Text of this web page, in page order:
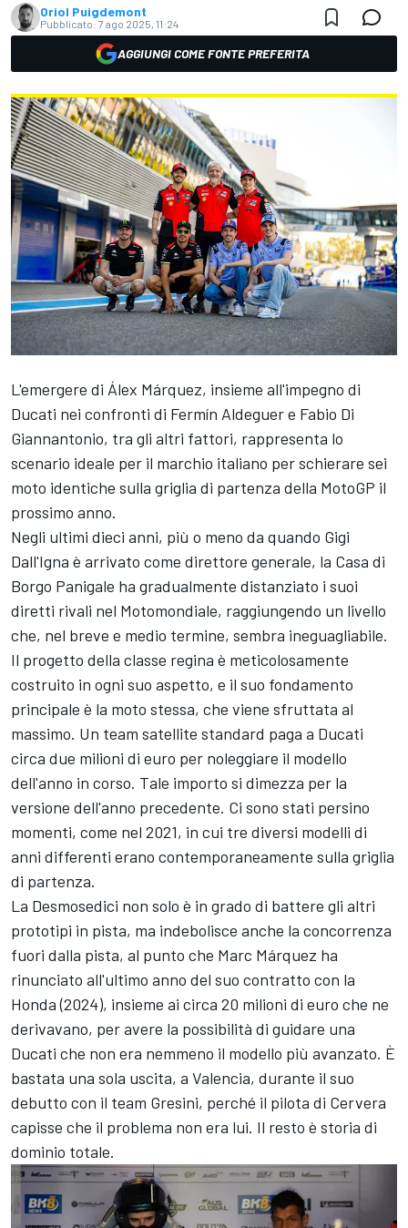
Oriol Puigdemont
Pubblicato: 7 ago 2025, 11:24
AGGIUNGI COME FONTE PREFERITA
L'emergere di Álex Márquez, insieme all'impegno di
Ducati nei confronti di Fermín Aldeguer e Fabio Di
Giannantonio, tra gli altri fattori, rappresenta lo
scenario ideale per il marchio italiano per schierare sei
moto identiche sulla griglia di partenza della MotoGP il
prossimo anno.
Negli ultimi dieci anni, più o meno da quando Gigi
Dall'Igna è arrivato come direttore generale, la Casa di
Borgo Panigale ha gradualmente distanziato i suoi
diretti rivali nel Motomondiale, raggiungendo un livello
che, nel breve e medio termine, sembra ineguagliabile.
Il progetto della classe regina è meticolosamente
costruito in ogni suo aspetto, e il suo fondamento
principale è la moto stessa, che viene sfruttata al
massimo. Un team satellite standard paga a Ducati
circa due milioni di euro per noleggiare il modello
dell'anno in corso. Tale importo si dimezza per la
versione dell'anno precedente. Ci sono stati persino
momenti, come nel 2021, in cui tre diversi modelli di
anni differenti erano contemporaneamente sulla griglia
di partenza.
La Desmosedici non solo è in grado di battere gli altri
prototipi in pista, ma indebolisce anche la concorrenza
fuori dalla pista, al punto che Marc Márquez ha
rinunciato all'ultimo anno del suo contratto con la
Honda (2024), insieme ai circa 20 milioni di euro che ne
derivavano, per avere la possibilità di guidare una
Ducati che non era nemmeno il modello più avanzato. È
bastata una sola uscita, a Valencia, durante il suo
debutto con il team Gresini, perché il pilota di Cervera
capisse che il problema non era lui. Il resto è storia di
dominio totale.